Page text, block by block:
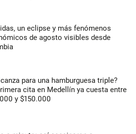
un eclipse y más fenómenos
de agosto visibles desde
para una hamburguesa triple?
cita en Medellín ya cuesta entre
y $150.000